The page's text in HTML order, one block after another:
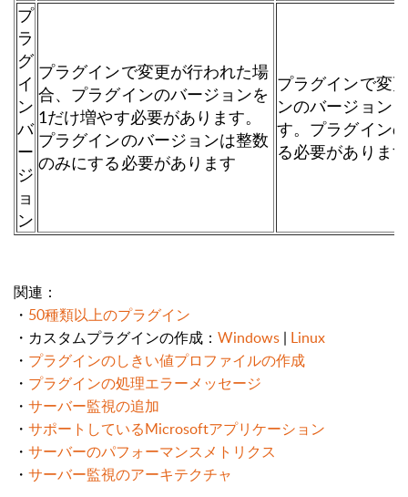
プ
ラ
グ
イ
ン
バ
ー
ジ
ョ
ン
プラグインで変更が行われた場
合、プラグインのバージョンを
1だけ増やす必要があります。
プラグインのバージョンは整数
のみにする必要があります
プラグインで変
ンのバージョン
す。プラグイン
る必要があります
関連：
・ 50種類以上のプラグイン
・カスタムプラグインの作成： Windows | Linux
・ プラグインのしきい値プロファイルの作成
・ プラグインの処理エラーメッセージ
・ サーバー監視の追加
・ サポートしているMicrosoftアプリケーション
・ サーバーのパフォーマンスメトリクス
・ サーバー監視のアーキテクチャ